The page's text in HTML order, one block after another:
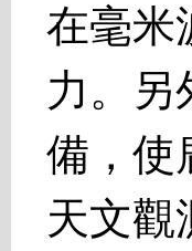
在毫米
力。另
備，使
天文觀